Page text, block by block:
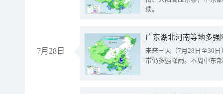
续。
7月28日
广东湖北河南等地多
未来三天（7月28日至30
带仍多强降雨。本周中东